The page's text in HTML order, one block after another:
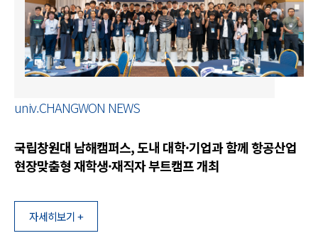
univ.CHANGWON NEWS
국립창원대 남해캠퍼스, 도내 대학·기업과 함께 항공산업
현장맞춤형 재학생·재직자 부트캠프 개최
자세히보기 +